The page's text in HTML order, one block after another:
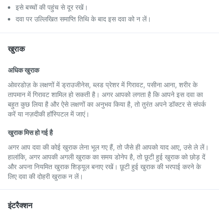
इसे बच्चों की पहुंच से दूर रखें।
दवा पर उल्लिखित समाप्ति तिथि के बाद इस दवा को न लें।
खुराक
अधिक खुराक
ओवरडोज़ के लक्षणों में ड्राउजीनेस, ब्लड प्रेशर में गिरावट, पसीना आना, शरीर के
तापमान में गिरावट शामिल हो सकती है। अगर आपको लगता है कि आपने इस दवा का
बहुत कुछ लिया है और ऐसे लक्षणों का अनुभव किया है, तो तुरंत अपने डॉक्टर से संपर्क
करें या नज़दीकी हॉस्पिटल में जाएं।
खुराक मिस हो गई है
अगर आप दवा की कोई खुराक लेना भूल गए हैं, तो जैसे ही आपको याद आए, उसे ले लें।
हालांकि, अगर आपकी अगली खुराक का समय डोनेप है, तो छूटी हुई खुराक को छोड़ दें
और अपना नियमित खुराक शिड्यूल बनाए रखें। छूटी हुई खुराक की भरपाई करने के
लिए दवा की दोहरी खुराक न लें।
इंटरैक्शन